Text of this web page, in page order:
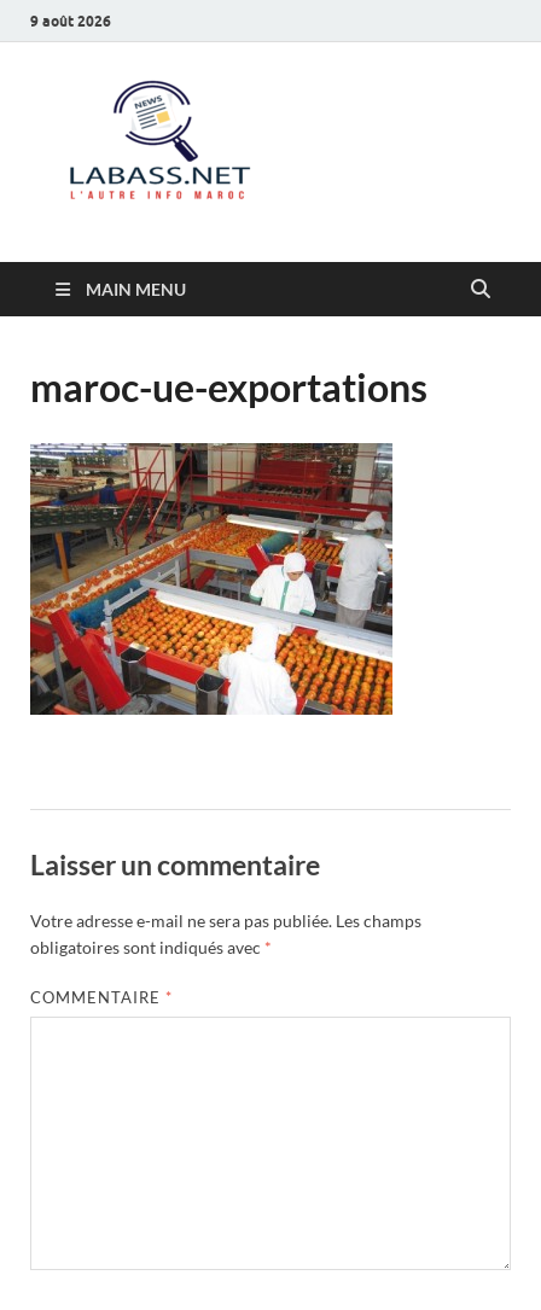
9 août 2026
MAIN MENU
maroc-ue-exportations
Laisser un commentaire
Votre adresse e-mail ne sera pas publiée. Les champs
obligatoires sont indiqués avec *
COMMENTAIRE *